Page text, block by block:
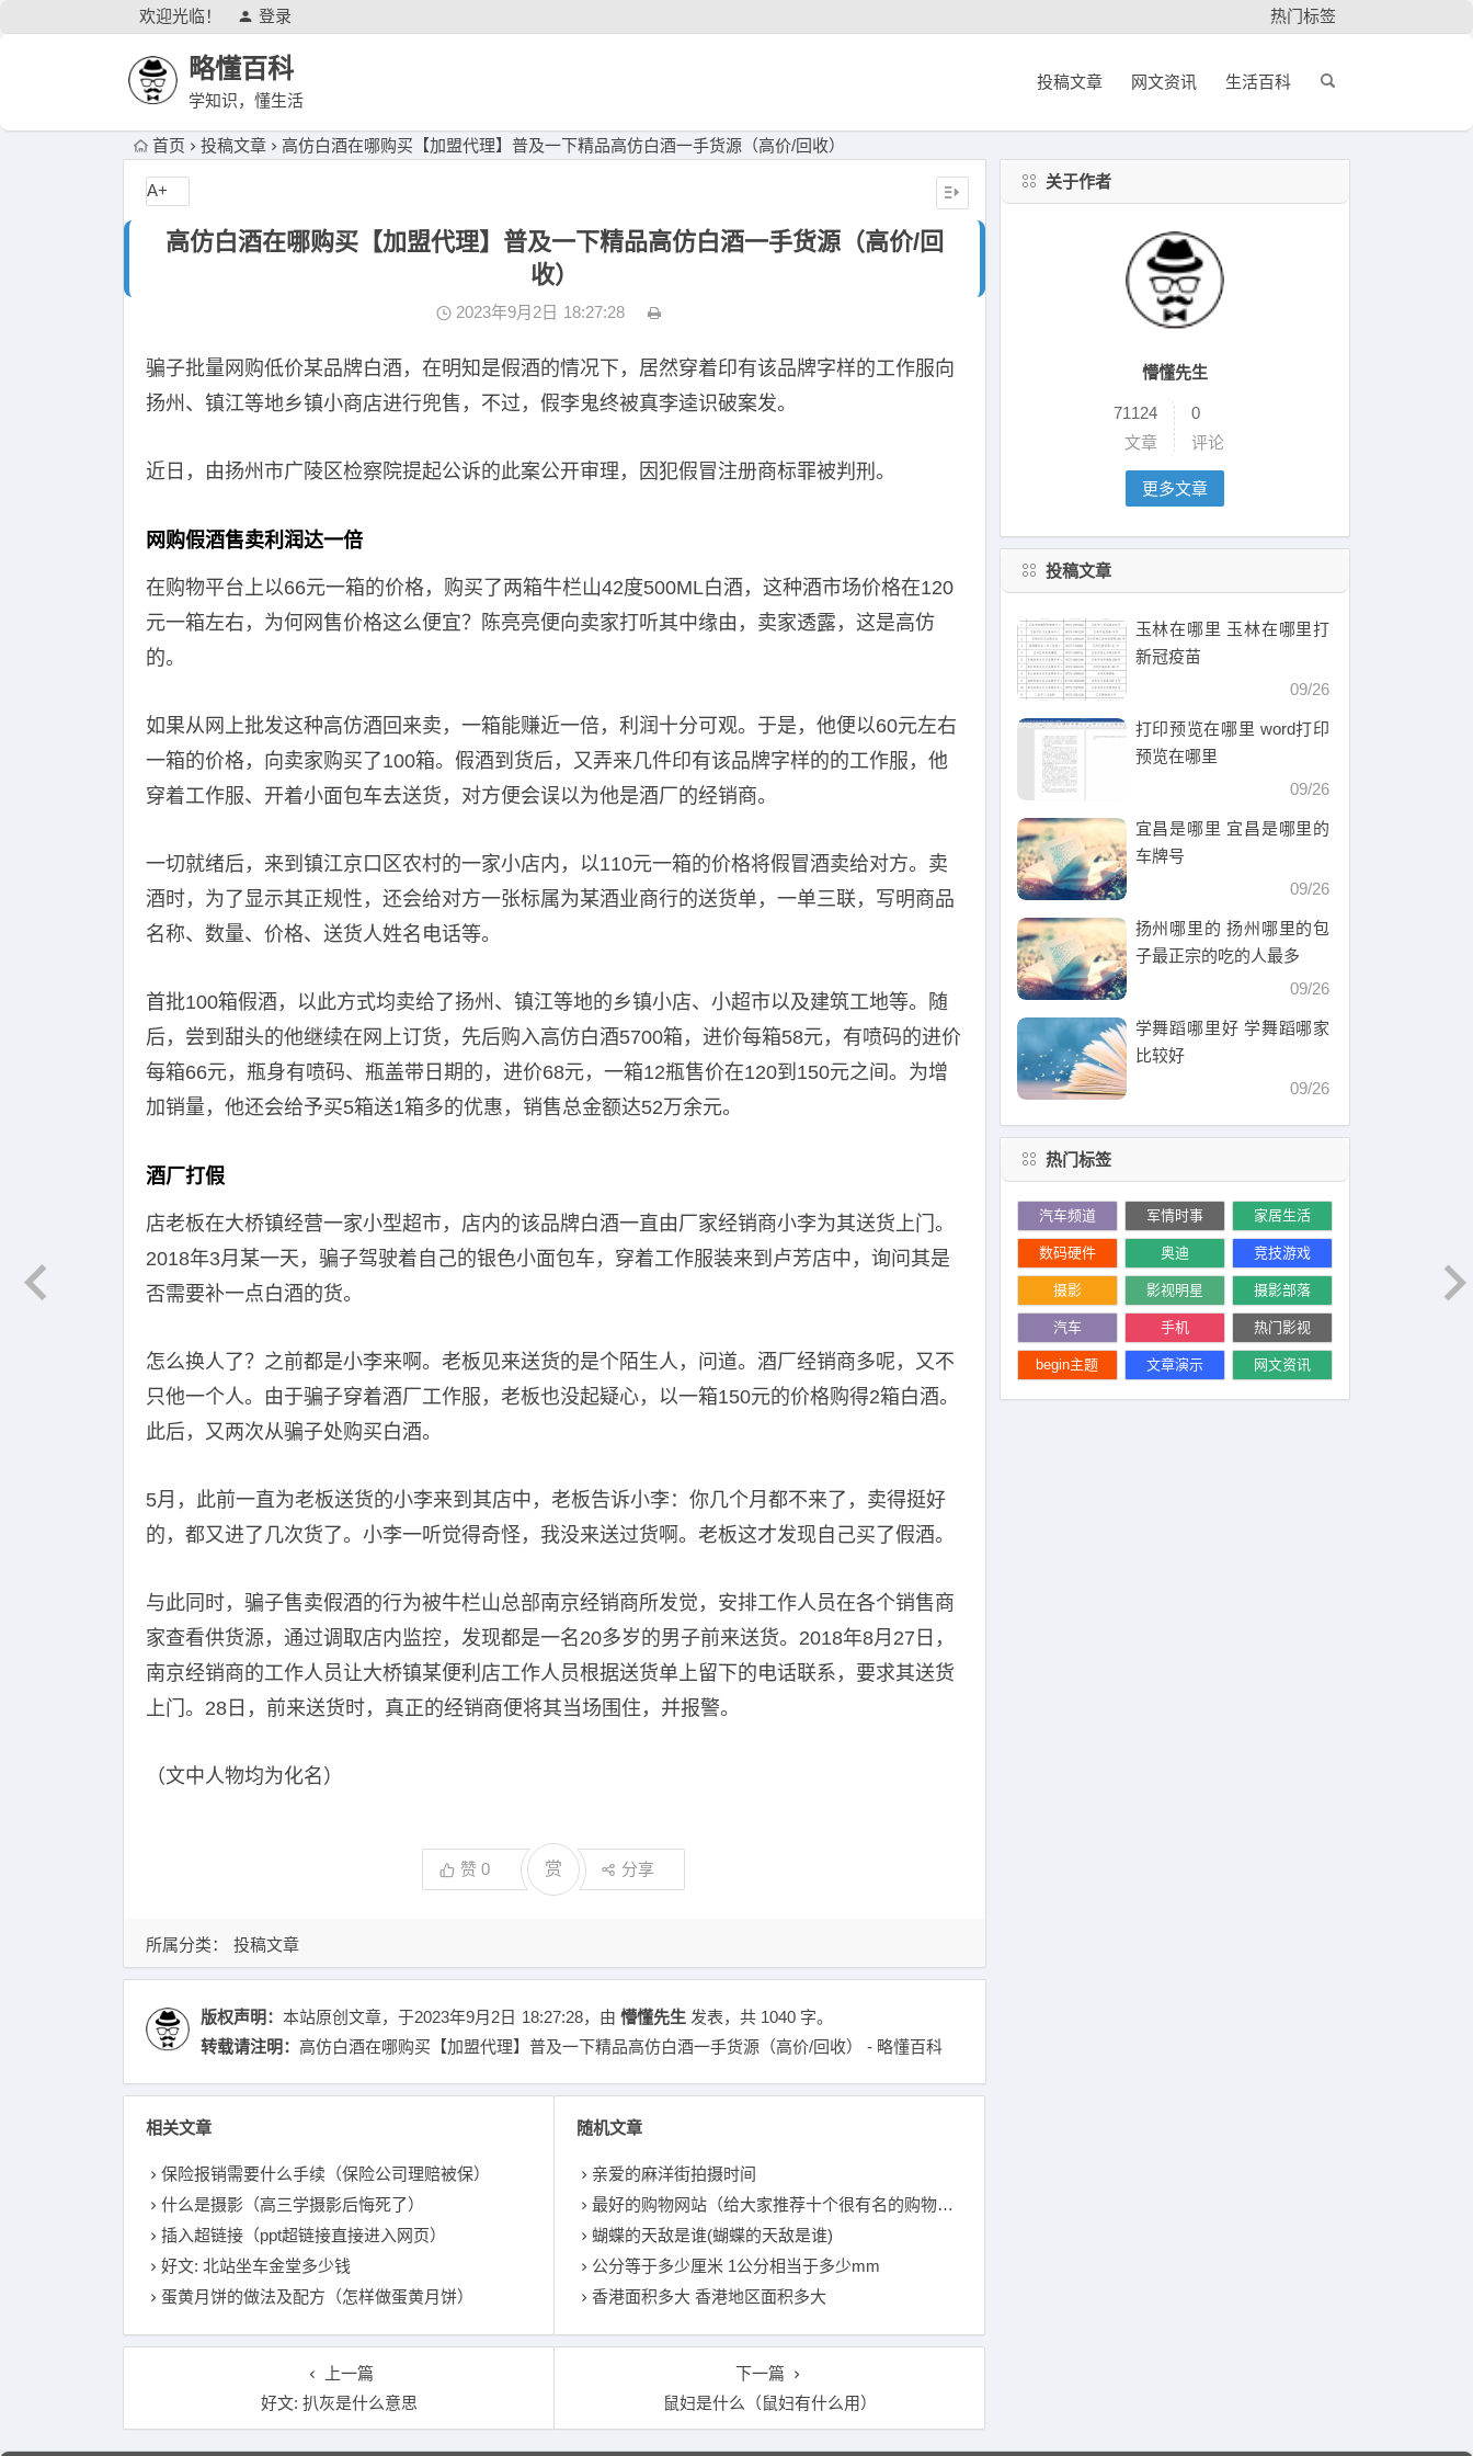
欢迎光临！ 登录 热门标签
略懂百科
学知识，懂生活
投稿文章 网文资讯 生活百科
首页 投稿文章 高仿白酒在哪购买【加盟代理】普及一下精品高仿白酒一手货源（高价/回收）
高仿白酒在哪购买【加盟代理】普及一下精品高仿白酒一手货源（高价/回
收）
2023年9月2日 18:27:28
骗子批量网购低价某品牌白酒，在明知是假酒的情况下，居然穿着印有该品牌字样的工作服向
扬州、镇江等地乡镇小商店进行兜售，不过，假李鬼终被真李逵识破案发。
近日，由扬州市广陵区检察院提起公诉的此案公开审理，因犯假冒注册商标罪被判刑。
网购假酒售卖利润达一倍
在购物平台上以66元一箱的价格，购买了两箱牛栏山42度500ML白酒，这种酒市场价格在120
元一箱左右，为何网售价格这么便宜？陈亮亮便向卖家打听其中缘由，卖家透露，这是高仿
的。
如果从网上批发这种高仿酒回来卖，一箱能赚近一倍，利润十分可观。于是，他便以60元左右
一箱的价格，向卖家购买了100箱。假酒到货后，又弄来几件印有该品牌字样的的工作服，他
穿着工作服、开着小面包车去送货，对方便会误以为他是酒厂的经销商。
一切就绪后，来到镇江京口区农村的一家小店内，以110元一箱的价格将假冒酒卖给对方。卖
酒时，为了显示其正规性，还会给对方一张标属为某酒业商行的送货单，一单三联，写明商品
名称、数量、价格、送货人姓名电话等。
首批100箱假酒，以此方式均卖给了扬州、镇江等地的乡镇小店、小超市以及建筑工地等。随
后，尝到甜头的他继续在网上订货，先后购入高仿白酒5700箱，进价每箱58元，有喷码的进价
每箱66元，瓶身有喷码、瓶盖带日期的，进价68元，一箱12瓶售价在120到150元之间。为增
加销量，他还会给予买5箱送1箱多的优惠，销售总金额达52万余元。
酒厂打假
店老板在大桥镇经营一家小型超市，店内的该品牌白酒一直由厂家经销商小李为其送货上门。
2018年3月某一天，骗子驾驶着自己的银色小面包车，穿着工作服装来到卢芳店中，询问其是
否需要补一点白酒的货。
怎么换人了？之前都是小李来啊。老板见来送货的是个陌生人，问道。酒厂经销商多呢，又不
只他一个人。由于骗子穿着酒厂工作服，老板也没起疑心，以一箱150元的价格购得2箱白酒。
此后，又两次从骗子处购买白酒。
5月，此前一直为老板送货的小李来到其店中，老板告诉小李：你几个月都不来了，卖得挺好
的，都又进了几次货了。小李一听觉得奇怪，我没来送过货啊。老板这才发现自己买了假酒。
与此同时，骗子售卖假酒的行为被牛栏山总部南京经销商所发觉，安排工作人员在各个销售商
家查看供货源，通过调取店内监控，发现都是一名20多岁的男子前来送货。2018年8月27日，
南京经销商的工作人员让大桥镇某便利店工作人员根据送货单上留下的电话联系，要求其送货
上门。28日，前来送货时，真正的经销商便将其当场围住，并报警。
（文中人物均为化名）
赞 0 赏 分享
A+
所属分类： 投稿文章
版权声明： 本站原创文章，于2023年9月2日 18:27:28，由 懵懂先生 发表，共 1040 字。
转载请注明： 高仿白酒在哪购买【加盟代理】普及一下精品高仿白酒一手货源（高价/回收） - 略懂百科
相关文章
保险报销需要什么手续（保险公司理赔被保）
什么是摄影（高三学摄影后悔死了）
插入超链接（ppt超链接直接进入网页）
好文: 北站坐车金堂多少钱
蛋黄月饼的做法及配方（怎样做蛋黄月饼）
随机文章
亲爱的麻洋街拍摄时间
最好的购物网站（给大家推荐十个很有名的购物网站）
蝴蝶的天敌是谁(蝴蝶的天敌是谁)
公分等于多少厘米 1公分相当于多少mm
香港面积多大 香港地区面积多大
上一篇
好文: 扒灰是什么意思
下一篇
鼠妇是什么（鼠妇有什么用）
关于作者
懵懂先生
71124
文章
0
评论
更多文章
投稿文章
玉林在哪里 玉林在哪里打
新冠疫苗
09/26
打印预览在哪里 word打印
预览在哪里
09/26
宜昌是哪里 宜昌是哪里的
车牌号
09/26
扬州哪里的 扬州哪里的包
子最正宗的吃的人最多
09/26
学舞蹈哪里好 学舞蹈哪家
比较好
09/26
热门标签
汽车频道 军情时事 家居生活
数码硬件 奥迪 竞技游戏
摄影 影视明星 摄影部落
汽车 手机 热门影视
begin主题 文章演示 网文资讯